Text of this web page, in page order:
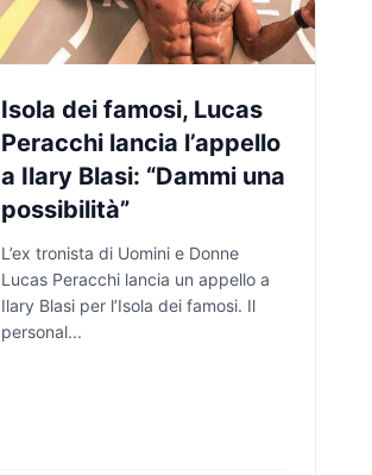
Isola dei famosi, Lucas
Peracchi lancia l’appello
a Ilary Blasi: “Dammi una
possibilità”
L’ex tronista di Uomini e Donne
Lucas Peracchi lancia un appello a
Ilary Blasi per l’Isola dei famosi. Il
personal...